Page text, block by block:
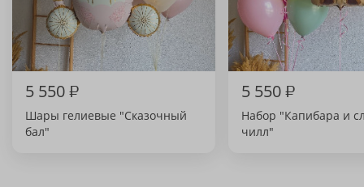
5 550₽
Шары гелиевые "Сказочный
бал"
5 550₽
Набор "Капибара и
чилл"